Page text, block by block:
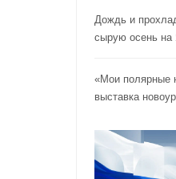
Дождь и
сырую осень
«Мои полярные
выставка